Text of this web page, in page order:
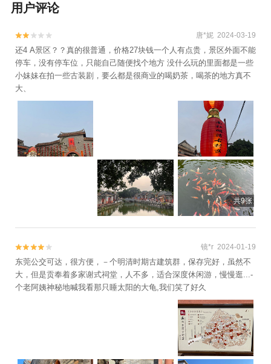
用户评论

 唐*妮 2024-03-19
还4 A景区？？真的很普通，价格27块钱一个人有点贵，景区外面不能
停车，没有停车位，只能自己随便找个地方 没什么玩的里面都是一些
小妹妹在拍一些古装剧，要么都是很商业的喝奶茶，喝茶的地方真不
大、
共9张

 镜*r 2024-01-19
东莞公交可达，很方便，－个明清时期古建筑群，保存完好，虽然不
大，但是贡奉着多家谢式祠堂，人不多，适合深度休闲游，慢慢逛...-
个老阿姨神秘地喊我看那只睡太阳的大龟,我们笑了好久